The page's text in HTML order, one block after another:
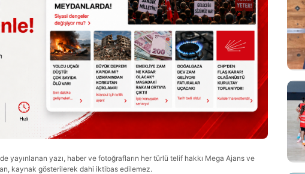
yayınlanan yazı, haber ve fotoğrafların her türlü telif hakkı Mega Ajans ve
kaynak gösterilerek dahi iktibas edilemez.